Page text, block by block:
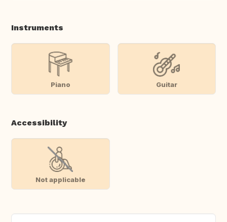
Instruments
Piano Guitar
Accessibility
Not applicable